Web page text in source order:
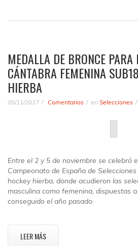
MEDALLA DE BRONCE PARA
CÁNTABRA FEMENINA
HIERBA
05/11/2017 Comentarios en Selecciones
Entre el 2 y 5 de noviembre se celebró
Campeonato de España de
hockey hierba, donde acudieron las
masculina como femenina, dispuestas
conseguido el año pasado.
LEER MÁS